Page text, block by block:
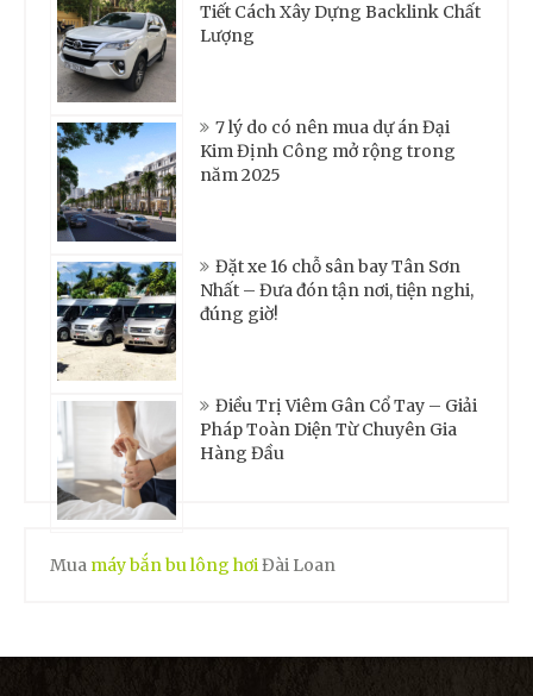
Tiết Cách Xây Dựng Backlink Chất
Lượng
7 lý do có nên mua dự án Đại
Kim Định Công mở rộng trong
năm 2025
Đặt xe 16 chỗ sân bay Tân Sơn
Nhất – Đưa đón tận nơi, tiện nghi,
đúng giờ!
Điều Trị Viêm Gân Cổ Tay – Giải
Pháp Toàn Diện Từ Chuyên Gia
Hàng Đầu
Mua máy bắn bu lông hơiĐài Loan